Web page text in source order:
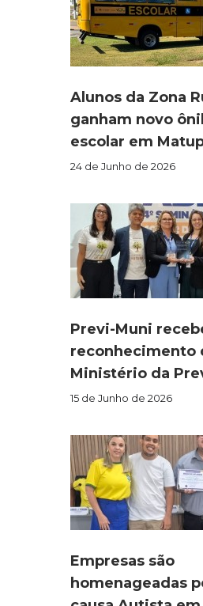
Alunos da Zona
ganham novo
escolar em
24 de Junho de 2026
Previ-Muni
reconhecimento
Ministério da
15 de Junho de 2026
Empresas são
homenageadas